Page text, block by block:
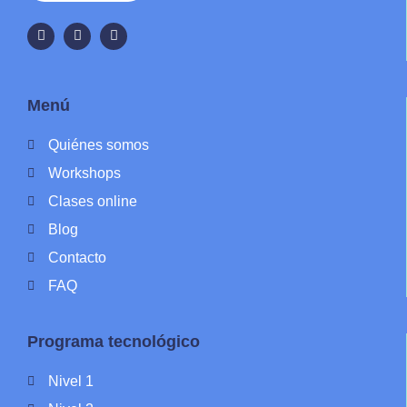
Menú
Quiénes somos
Workshops
Clases online
Blog
Contacto
FAQ
Programa tecnológico
Nivel 1